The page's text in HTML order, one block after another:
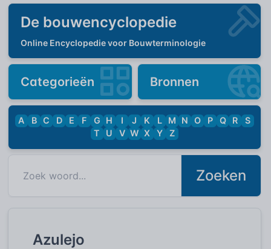
De bouwencyclopedie
Online Encyclopedie voor Bouwterminologie
Categorieën Bronnen
A B C D E F G H I J K L M N O P Q R
S
T
U V W X Y Z
Zoeken
Azulejo